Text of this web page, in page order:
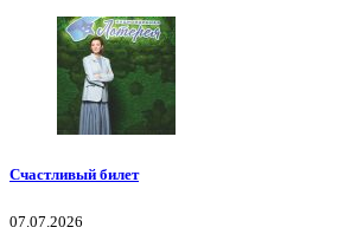
Счастливый билет
07.07.2026